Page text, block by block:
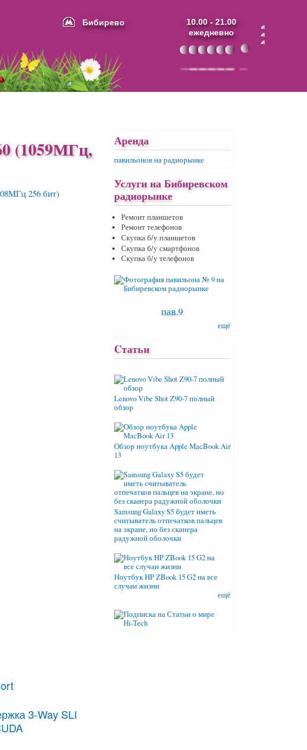
Бибирево
10.00 - 21.00
ежедневно
(1059МГц,
3-Way SLI
Аренда
павильонов на радиорынке
Услуги на Бибиревском
радиорынке
Ремонт планшетов
Ремонт телефонов
Скупка б/у планшетов
Скупка б/у смартфонов
Скупка б/у телефонов
пав.9
ещё
Cтатьи
Lenovo Vibe Shot Z90-7 полный
обзор
Обзор ноутбука Apple MacBook Air
13
Samsung Galaxy S5 будет иметь
считыватель отпечатков пальцев
на экране, но без сканера
радужной оболочки
Ноутбук HP ZBook 15 G2 на все
случаи жизни
ещё